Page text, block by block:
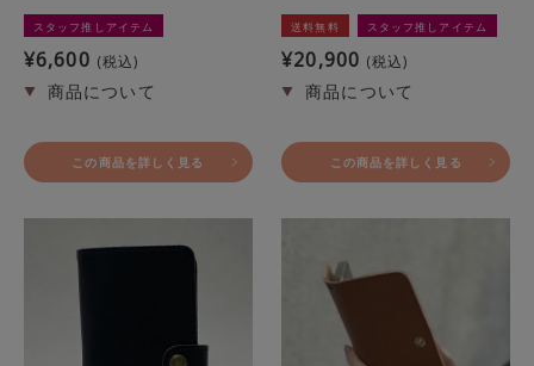
スタッフ推しアイテム
¥6,600 税込
この商品を詳しく見る
送料無料 スタッフ推しアイテム
¥20,900 税込
この商品を詳しく見る